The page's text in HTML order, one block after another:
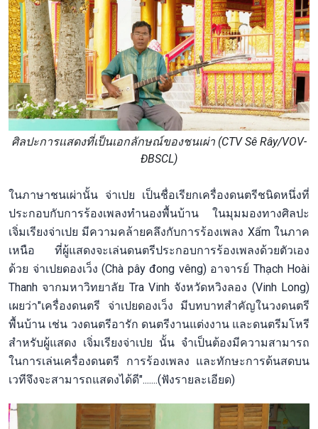
ศิลปะการเเสดงที่เป็นเอกลักษณ์ของชนเผ่า (CTV Sê Rây/VOV-
ĐBSCL)
ในภาษาชนเผ่านั้น จ่าเปย เป็นชื่อเรียกเครื่องดนตรีชนิดหนึ่งที่
ประกอบกับการร้องเพลงทำนองพื้นบ้าน ในมุมมองทางศิลปะ
เจิ่มเรียงจ่าเปย มีความคล้ายคลึงกับการร้องเพลง Xẩm ในภาค
เหนือ ที่ผู้แสดงจะเล่นดนตรีประกอบการร้องเพลงด้วยตัวเอง
ด้วย จ่าเปยดองเว็ง (Chà pây đong vêng) อาจารย์ Thạch Hoài
Thanh จากมหาวิทยาลัย Tra Vinh จังหวัดหวิงลอง (Vinh Long)
เผยว่า"เครื่องดนตรี จ่าเปยดองเว็ง มีบทบาทสำคัญในวงดนตรี
พื้นบ้าน เช่น วงดนตรีอารัก ดนตรีงานแต่งงาน และดนตรีมโหรี
สำหรับผู้แสดง เจิ่มเรียงจ่าเปย นั้น จำเป็นต้องมีความสามารถ
ในการเล่นเครื่องดนตรี การร้องเพลง และทักษะการด้นสดบน
เวทีจึงจะสามารถแสดงได้ดี".......(ฟังรายละเอียด)